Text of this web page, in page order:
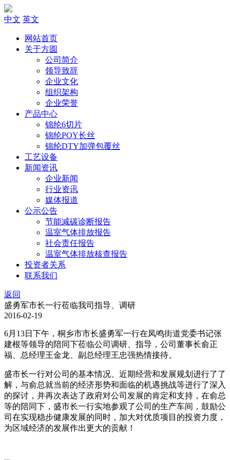
中文 英文
网站首页
关于方圆
公司简介
领导致辞
企业文化
组织架构
企业荣誉
产品中心
锦纶6切片
锦纶POY长丝
锦纶DTY加弹包覆丝
工艺设备
新闻资讯
企业新闻
行业资讯
媒体报道
公示公告
节能减碳诊断报告
温室气体排放报告
社会责任报告
温室气体排放核查报告
投资者关系
联系我们
返回
盛勇军市长一行莅临我司指导、调研
2016-02-19
6月13日下午，桐乡市市长盛勇军一行在凤鸣街道党委书记张
建根等领导的陪同下莅临公司调研、指导，公司董事长俞正
福、总经理王金龙、副总经理王忠强热情接待。
盛市长一行对公司的基本情况、近期经营和发展规划进行了了
解，与俞总就当前的经济形势和面临的机遇挑战等进行了深入
的探讨，并再次表达了政府对公司发展的肯定和支持，在俞总
等的陪同下，盛市长一行实地参观了公司的生产车间，鼓励公
司在实现稳步健康发展的同时，加大对优质项目的投资力度，
为区域经济的发展作出更大的贡献！